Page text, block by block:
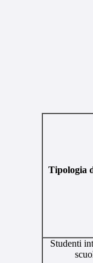
Tipologia
Studenti